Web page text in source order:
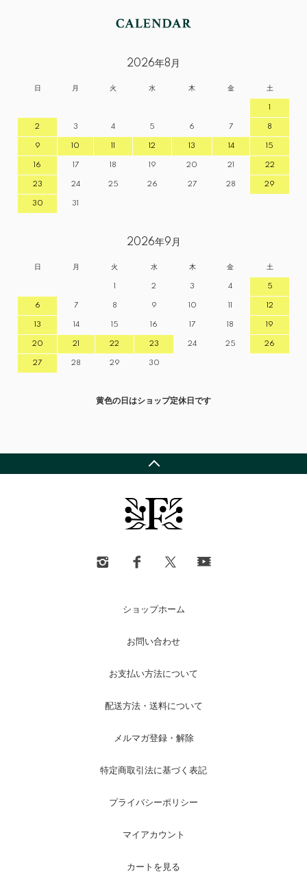
2026年8月
日 月 火 水 木 金 土
1
2 3 4 5 6 7 8
9 10 11 12 13 14 15
16 17 18 19 20 21 22
23 24 25 26 27 28 29
30 31
2026年9月
日 月 火 水 木 金 土
1 2 3 4 5
6 7 8 9 10 11 12
13 14 15 16 17 18 19
20 21 22 23 24 25 26
27 28 29 30
黄色の日はショップ定休日です
ショップホーム
お問い合わせ
お支払い方法について
配送方法・送料について
メルマガ登録・解除
特定商取引法に基づく表記
プライバシーポリシー
マイアカウント
カートを見る